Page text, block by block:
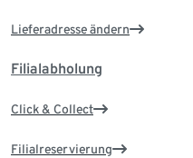
Lieferadresse ändern
Filialabholung
Click & Collect
Filialreservierung